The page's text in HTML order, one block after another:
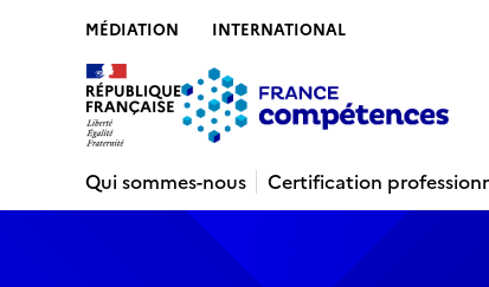
MÉDIATION INTERNATIONAL
Qui sommes-nous Certification